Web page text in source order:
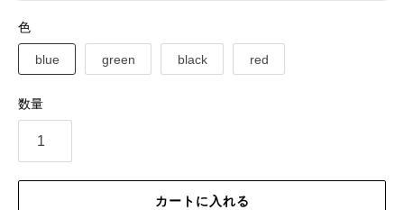
色
blue green black red
数量
カートに入れる